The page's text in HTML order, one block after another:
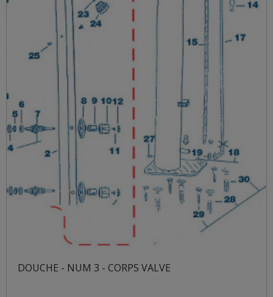
DOUCHE - NUM 3 - CORPS VALVE